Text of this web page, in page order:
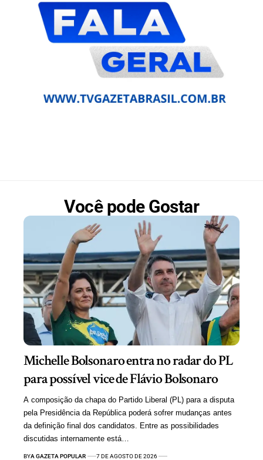
Você pode Gostar
Michelle Bolsonaro entra no radar do PL
para possível vice de Flávio Bolsonaro
A composição da chapa do Partido Liberal (PL) para a disputa
pela Presidência da República poderá sofrer mudanças antes
da definição final dos candidatos. Entre as possibilidades
discutidas internamente está…
BYA GAZETA POPULAR
7 DE AGOSTO DE 2026